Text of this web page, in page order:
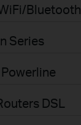
Bluetooth
Series
DSL